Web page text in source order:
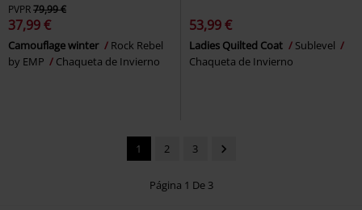
PVPR79,99 €
37,99 €
Camouflage winter
Rock Rebel
by EMP
Chaqueta de Invierno
53,99 €
Ladies Quilted Coat
Sublevel
Chaqueta de Invierno
1 2 3
Página 1 De 3